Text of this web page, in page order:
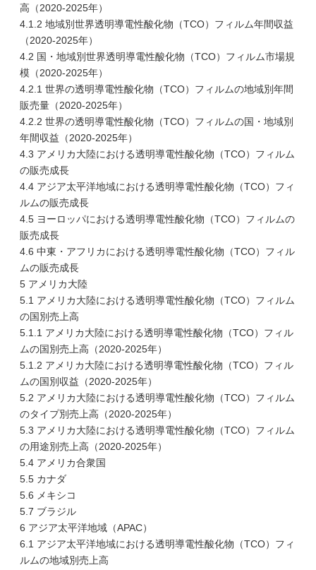
高（2020-2025年）
4.1.2 地域別世界透明導電性酸化物（TCO）フィルム年間収益
（2020-2025年）
4.2 国・地域別世界透明導電性酸化物（TCO）フィルム市場規
模（2020-2025年）
4.2.1 世界の透明導電性酸化物（TCO）フィルムの地域別年間
販売量（2020-2025年）
4.2.2 世界の透明導電性酸化物（TCO）フィルムの国・地域別
年間収益（2020-2025年）
4.3 アメリカ大陸における透明導電性酸化物（TCO）フィルム
の販売成長
4.4 アジア太平洋地域における透明導電性酸化物（TCO）フィ
ルムの販売成長
4.5 ヨーロッパにおける透明導電性酸化物（TCO）フィルムの
販売成長
4.6 中東・アフリカにおける透明導電性酸化物（TCO）フィル
ムの販売成長
5 アメリカ大陸
5.1 アメリカ大陸における透明導電性酸化物（TCO）フィルム
の国別売上高
5.1.1 アメリカ大陸における透明導電性酸化物（TCO）フィル
ムの国別売上高（2020-2025年）
5.1.2 アメリカ大陸における透明導電性酸化物（TCO）フィル
ムの国別収益（2020-2025年）
5.2 アメリカ大陸における透明導電性酸化物（TCO）フィルム
のタイプ別売上高（2020-2025年）
5.3 アメリカ大陸における透明導電性酸化物（TCO）フィルム
の用途別売上高（2020-2025年）
5.4 アメリカ合衆国
5.5 カナダ
5.6 メキシコ
5.7 ブラジル
6 アジア太平洋地域（APAC）
6.1 アジア太平洋地域における透明導電性酸化物（TCO）フィ
ルムの地域別売上高